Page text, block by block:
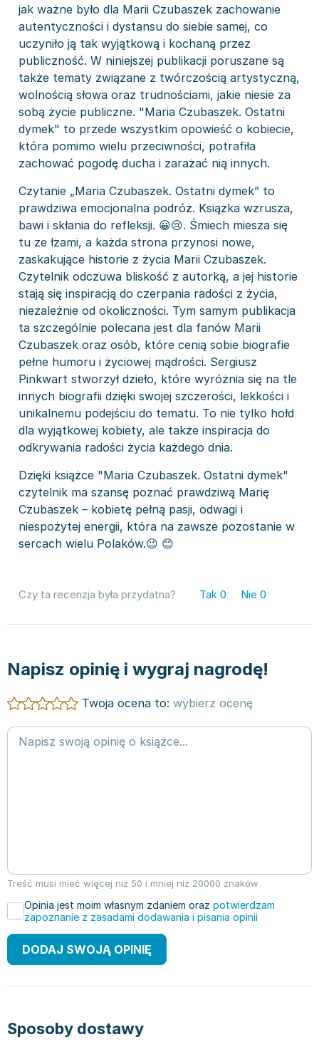
jak ważne było dla Marii Czubaszek zachowanie
autentyczności i dystansu do siebie samej, co
uczyniło ją tak wyjątkową i kochaną przez
publiczność. W niniejszej publikacji poruszane są
także tematy związane z twórczością artystyczną,
wolnością słowa oraz trudnościami, jakie niesie za
sobą życie publiczne. "Maria Czubaszek. Ostatni
dymek" to przede wszystkim opowieść o kobiecie,
która pomimo wielu przeciwności, potrafiła
zachować pogodę ducha i zarażać nią innych.
Czytanie „Maria Czubaszek. Ostatni dymek” to
prawdziwa emocjonalna podróż. Książka wzrusza,
bawi i skłania do refleksji. 😀😢. Śmiech miesza się
tu ze łzami, a każda strona przynosi nowe,
zaskakujące historie z życia Marii Czubaszek.
Czytelnik odczuwa bliskość z autorką, a jej historie
stają się inspiracją do czerpania radości z życia,
niezależnie od okoliczności. Tym samym publikacja
ta szczególnie polecana jest dla fanów Marii
Czubaszek oraz osób, które cenią sobie biografie
pełne humoru i życiowej mądrości. Sergiusz
Pinkwart stworzył dzieło, które wyróżnia się na tle
innych biografii dzięki swojej szczerości, lekkości i
unikalnemu podejściu do tematu. To nie tylko hołd
dla wyjątkowej kobiety, ale także inspiracja do
odkrywania radości życia każdego dnia.
Dzięki książce "Maria Czubaszek. Ostatni dymek"
czytelnik ma szansę poznać prawdziwą Marię
Czubaszek – kobietę pełną pasji, odwagi i
niespożytej energii, która na zawsze pozostanie w
sercach wielu Polaków.😉 😊
Czy ta recenzja była przydatna? Tak 0 Nie 0
Napisz opinię i wygraj nagrodę!
Twoja ocena to: wybierz ocenę
Treść musi mieć więcej niż 50 i mniej niż 20000 znaków
Opinia jest moim własnym zdaniem oraz potwierdzam
zapoznanie z zasadami dodawania i pisania opinii
DODAJ SWOJĄ OPINIĘ
Sposoby dostawy